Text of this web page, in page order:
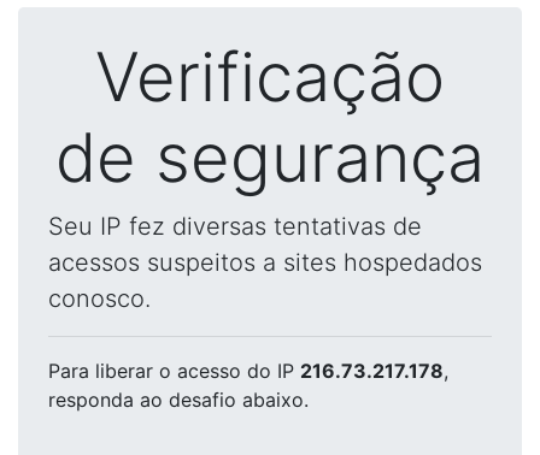
Verificação
de segurança
Seu IP fez diversas tentativas de
acessos suspeitos a sites hospedados
conosco.
Para liberar o acesso do IP 216.73.217.178,
responda ao desafio abaixo.